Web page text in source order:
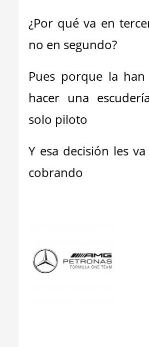
¿Por qué va en
no en segundo?
Pues porque la
hacer una
solo piloto
Y esa decisión les
cobrando